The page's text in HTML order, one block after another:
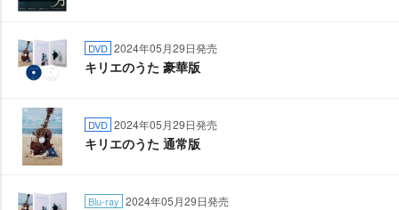
DVD 2024年05月29日発売
キリエのうた 豪華版
DVD 2024年05月29日発売
キリエのうた 通常版
Blu-ray 2024年05月29日発売